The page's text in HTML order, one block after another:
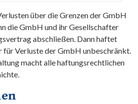
über die Grenzen der GmbH
die GmbH und ihr Gesellschafter
abschließen. Dann haftet
für Verluste der GmbH unbeschränkt.
macht alle haftungsrechtlichen